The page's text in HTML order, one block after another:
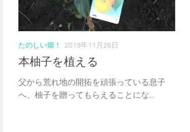
たのしい畑！ 2019年11月26日
本柚子を植える
父から荒れ地の開拓を頑張っている息子
へ、柚子を贈ってもらえることにな...